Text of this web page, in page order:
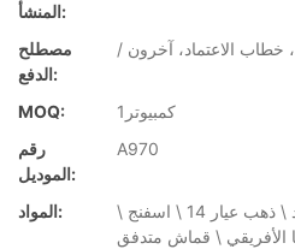
المنشأ:
مصطلح
الدفع:
خطاب الاعتماد، آخرون
MOQ:
كمبيوتر1
رقم
الموديل:
A970
المواد:
خشب زان فرنسي \ جلد \ ذهب عيار 14 \ اسفنج \
الأفريقي \ قماش متدفق